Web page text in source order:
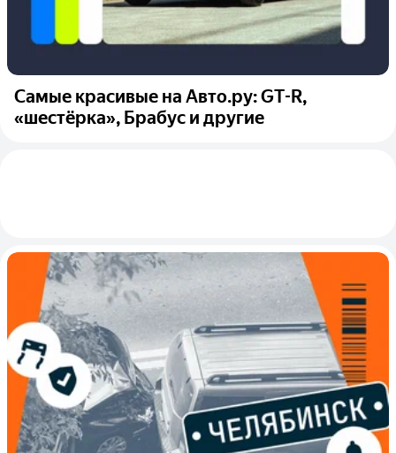
Самые красивые на Авто.ру: GT-R,
«шестёрка», Брабус и другие